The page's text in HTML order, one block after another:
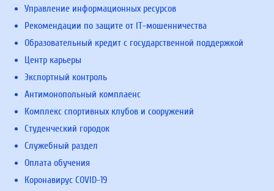
Управление информационных ресурсов
Рекомендации по защите от IT-мошенничества
Образовательный кредит с государственной поддержкой
Центр карьеры
Экспортный контроль
Антимонопольный комплаенс
Комплекс спортивных клубов и сооружений
Студенческий городок
Служебный раздел
Оплата обучения
Коронавирус COVID-19